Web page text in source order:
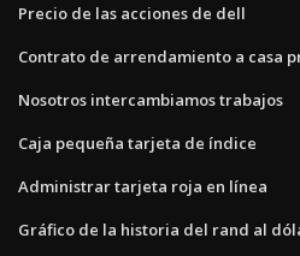
Precio de las acciones de dell
Contrato de arrendamiento a casa
Nosotros intercambiamos trabajos
Caja pequeña tarjeta de índice
Administrar tarjeta roja en línea
Gráfico de la historia del rand al